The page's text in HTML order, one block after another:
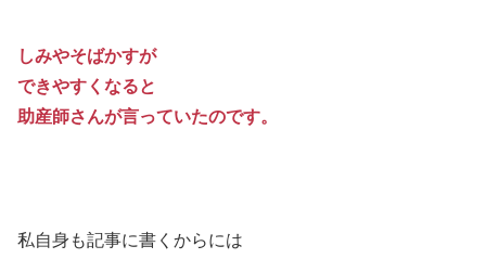
しみやそばかすが
できやすくなると
助産師さんが言っていたのです。
私自身も記事に書くからには